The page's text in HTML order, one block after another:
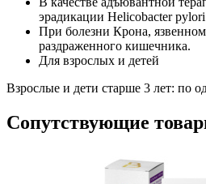
эрадикации Helicobacter
При болезни Крона,
раздраженного кишечника.
Для взрослых и детей
Взрослые и дети старше 3 лет: по
Сопутствующие